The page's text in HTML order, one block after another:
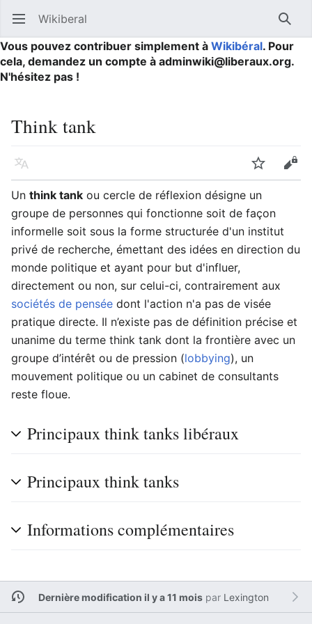
Ouvrir le menu principal Wikiberal
Vous pouvez contribuer simplement à Wikibéral. Pour
cela, demandez un compte à adminwiki@liberaux.org.
N'hésitez pas !
Think tank
Langue Suivre
Un think tank ou cercle de réflexion désigne un
groupe de personnes qui fonctionne soit de façon
informelle soit sous la forme structurée d'un institut
privé de recherche, émettant des idées en direction du
monde politique et ayant pour but d'influer,
directement ou non, sur celui-ci, contrairement aux
sociétés de pensée dont l'action n'a pas de visée
pratique directe. Il n’existe pas de définition précise et
unanime du terme think tank dont la frontière avec un
groupe d’intérêt ou de pression (lobbying), un
mouvement politique ou un cabinet de consultants
reste floue.
Principaux think tanks libéraux
Principaux think tanks
Informations complémentaires
Dernière modification il y a 11 moispar Lexington